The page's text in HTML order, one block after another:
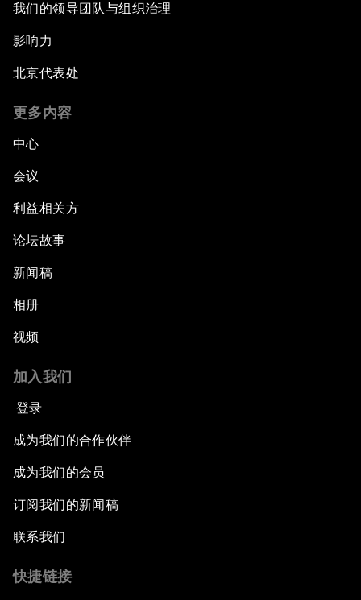
我们的领导团队与组织治理
影响力
北京代表处
更多内容
中心
会议
利益相关方
论坛故事
新闻稿
相册
视频
加入我们
登录
成为我们的合作伙伴
成为我们的会员
订阅我们的新闻稿
联系我们
快捷链接